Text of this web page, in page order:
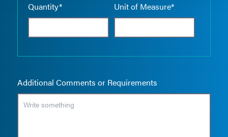
Quantity* Unit of Measure*
Additional Comments or Requirements